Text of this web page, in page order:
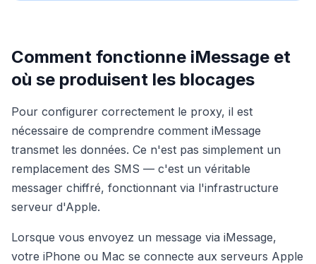
Comment fonctionne iMessage et
où se produisent les blocages
Pour configurer correctement le proxy, il est
nécessaire de comprendre comment iMessage
transmet les données. Ce n'est pas simplement un
remplacement des SMS — c'est un véritable
messager chiffré, fonctionnant via l'infrastructure
serveur d'Apple.
Lorsque vous envoyez un message via iMessage,
votre iPhone ou Mac se connecte aux serveurs Apple